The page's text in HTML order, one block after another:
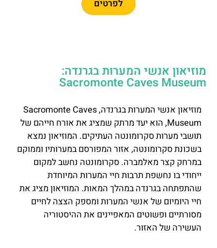
לפרטים
מוזיאון אנשי המערות בגרנדה:
Sacromonte Caves Museum
מוזיאון אנשי המערות בגרנדה, Sacromonte Caves
Museum, הוא יעד מרתק שמציג את אורח חייהם של
תושבי מערות סקרומונטה העתיקים. המוזיאון נמצא
בשכונת סקרומונטה, אזור המפורסם במערותיו וממוקם
במרחק קצר מאלמברה. סקרומונטה נחשב למקום
ייחודי בו נחשפת תרבות חיי המערות המיוחדת
שהתפתחה בגרנדה במהלך המאות. המוזיאון מציג את
חיי היומיום של אנשי המערות ומספק הצצה לחיים
מסורתיים ופשוטים המאפיינים את ההיסטוריה
העשירה של האזור.